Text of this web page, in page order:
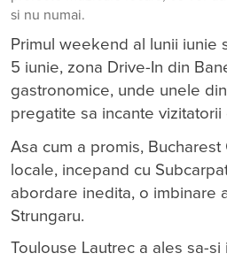
si nu numai.
Primul weekend al lunii iunie
5 iunie, zona Drive-In din
gastronomice, unde unele
pregatite sa incante
Asa cum a promis,
locale, incepand cu
abordare inedita, o imbinare
Strungaru.
Toulouse Lautrec a ales sa-